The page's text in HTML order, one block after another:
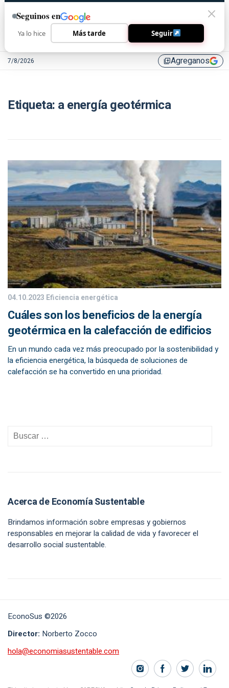
7/8/2026 library_addAgreganos
Etiqueta: a energía geotérmica
04.10.2023 Eficiencia energética
Cuáles son los beneficios de la energía
geotérmica en la calefacción de edificios
En un mundo cada vez más preocupado por la sostenibilidad y
la eficiencia energética, la búsqueda de soluciones de
calefacción se ha convertido en una prioridad.
Acerca de Economía Sustentable
Brindamos información sobre empresas y gobiernos
responsables en mejorar la calidad de vida y favorecer el
desarrollo social sustentable.
EconoSus ©2026
Director: Norberto Zocco
hola@economiasustentable.com
Seguinos en
Ya lo hice Más tarde Seguir